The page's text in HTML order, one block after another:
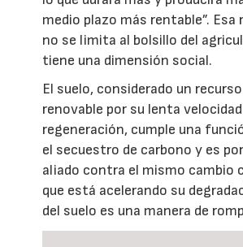
medio plazo más rentable”. Esa
no se limita al bolsillo del
tiene una dimensión social.
El suelo, considerado un
renovable por su lenta
regeneración, cumple una
el secuestro de carbono y es
aliado contra el mismo cambio
que está acelerando su
del suelo es una manera de